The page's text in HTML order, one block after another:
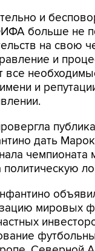
и
больше не
на свою
и
все
и
дать
чемпионата
мировых